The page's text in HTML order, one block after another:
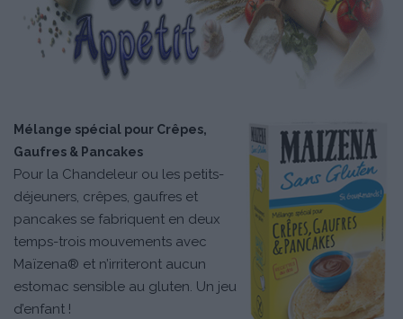
Mélange spécial pour Crêpes,
Gaufres & Pancakes
Pour la Chandeleur ou les petits-
déjeuners, crêpes, gaufres et
pancakes se fabriquent en deux
temps-trois mouvements avec
Maïzena® et n’irriteront aucun
estomac sensible au gluten. Un jeu
d’enfant !